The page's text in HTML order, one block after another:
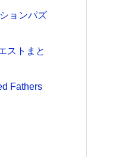
ョンパズ
ストまと
Fathers